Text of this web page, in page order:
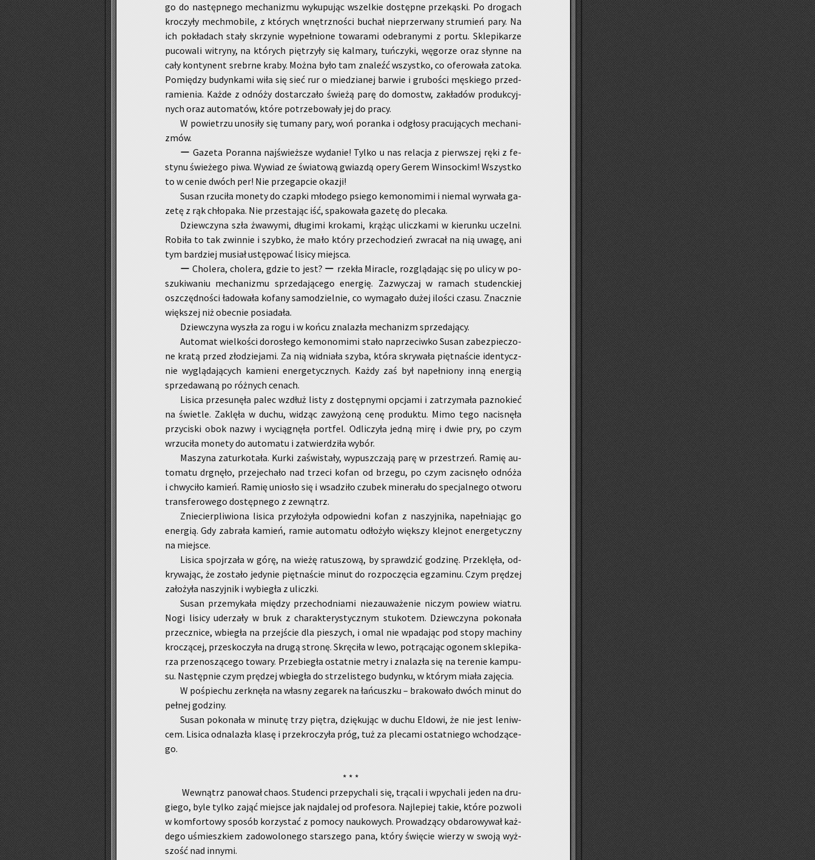
go do na­stęp­ne­go me­cha­ni­zmu wy­ku­pu­jąc wszel­kie do­stęp­ne prze­ką­ski. Po dro­gach
kro­czy­ły mech­mo­bi­le, z któ­rych wnętrz­no­ści bu­chał nie­prze­rwa­ny stru­mień pary. Na
ich po­kła­dach stały skrzy­nie wy­peł­nio­ne to­wa­ra­mi ode­bra­ny­mi z portu. Skle­pi­ka­rze
pu­co­wa­li wi­try­ny, na któ­rych pię­trzy­ły się kal­ma­ry, tuń­czy­ki, wę­go­rze oraz słyn­ne na
cały kon­ty­nent srebr­ne kraby. Można było tam zna­leźć wszyst­ko, co ofe­ro­wa­ła za­to­ka.
Po­mię­dzy bu­dyn­ka­mi wiła się sieć rur o mie­dzia­nej bar­wie i gru­bo­ści mę­skie­go przed­
ra­mie­nia. Każde z od­nó­ży do­star­cza­ło świe­żą parę do do­mostw, za­kła­dów pro­duk­cyj­
nych oraz au­to­ma­tów, które po­trze­bo­wa­ły jej do pracy.
W po­wie­trzu uno­si­ły się tu­ma­ny pary, woń po­ran­ka i od­gło­sy pra­cu­ją­cych me­cha­ni­
zmów.
ー Ga­ze­ta Po­ran­na naj­śwież­sze wy­da­nie! Tylko u nas re­la­cja z pierw­szej ręki z fe­
sty­nu świe­że­go piwa. Wy­wiad ze świa­to­wą gwiaz­dą opery Gerem Win­soc­kim! Wszyst­ko
to w cenie dwóch per! Nie prze­gap­cie oka­zji!
Susan rzu­ci­ła mo­ne­ty do czap­ki mło­de­go psie­go ke­mo­no­mi­mi i nie­mal wy­rwa­ła ga­
ze­tę z rąk chło­pa­ka. Nie prze­sta­jąc iść, spa­ko­wa­ła ga­ze­tę do ple­ca­ka.
Dziew­czy­na szła żwa­wy­mi, dłu­gi­mi kro­ka­mi, krą­żąc ulicz­ka­mi w kie­run­ku uczel­ni.
Ro­bi­ła to tak zwin­nie i szyb­ko, że mało który prze­cho­dzień zwra­cał na nią uwagę, ani
tym bar­dziej mu­siał ustę­po­wać li­si­cy miej­sca.
ー Cho­le­ra, cho­le­ra, gdzie to jest? ー rze­kła Mi­rac­le, roz­glą­da­jąc się po ulicy w po­
szu­ki­wa­niu me­cha­ni­zmu sprze­da­ją­ce­go ener­gię. Za­zwy­czaj w ra­mach stu­denc­kiej
oszczęd­no­ści ła­do­wa­ła ko­fa­ny sa­mo­dziel­nie, co wy­ma­ga­ło dużej ilo­ści czasu. Znacz­nie
więk­szej niż obec­nie po­sia­da­ła.
Dziew­czy­na wy­szła za rogu i w końcu zna­la­zła me­cha­nizm sprze­da­ją­cy.
Au­to­mat wiel­ko­ści do­ro­słe­go ke­mo­no­mi­mi stało na­prze­ciw­ko Susan za­bez­pie­czo­
ne kratą przed zło­dzie­ja­mi. Za nią wid­nia­ła szyba, która skry­wa­ła pięt­na­ście iden­tycz­
nie wy­glą­da­ją­cych ka­mie­ni ener­ge­tycz­nych. Każdy zaś był na­peł­nio­ny inną ener­gią
sprze­da­wa­ną po róż­nych ce­nach.
Li­si­ca prze­su­nę­ła palec wzdłuż listy z do­stęp­ny­mi opcja­mi i za­trzy­ma­ła pa­zno­kieć
na świe­tle. Za­klę­ła w duchu, wi­dząc za­wy­żo­ną cenę pro­duk­tu. Mimo tego na­ci­snę­ła
przy­ci­ski obok nazwy i wy­cią­gnę­ła port­fel. Od­li­czy­ła jedną mirę i dwie pry, po czym
wrzu­ci­ła mo­ne­ty do au­to­ma­tu i za­twier­dzi­ła wybór.
Ma­szy­na za­tur­ko­ta­ła. Kurki za­świ­sta­ły, wy­pusz­cza­ją parę w prze­strzeń. Ramię au­
to­ma­tu drgnę­ło, prze­je­cha­ło nad trze­ci kofan od brze­gu, po czym za­ci­snę­ło od­nó­ża
i chwy­ci­ło ka­mień. Ramię unio­sło się i wsa­dzi­ło czu­bek mi­ne­ra­łu do spe­cjal­ne­go otwo­ru
trans­fe­ro­we­go do­stęp­ne­go z ze­wnątrz.
Znie­cier­pli­wio­na li­si­ca przy­ło­ży­ła od­po­wied­ni kofan z na­szyj­ni­ka, na­peł­nia­jąc go
ener­gią. Gdy za­bra­ła ka­mień, ramie au­to­ma­tu odło­ży­ło więk­szy klej­not ener­ge­tycz­ny
na miej­sce.
Li­si­ca spoj­rza­ła w górę, na wieżę ra­tu­szo­wą, by spraw­dzić go­dzi­nę. Prze­klę­ła, od­
kry­wa­jąc, że zo­sta­ło je­dy­nie pięt­na­ście minut do roz­po­czę­cia eg­za­mi­nu. Czym prę­dzej
za­ło­ży­ła na­szyj­nik i wy­bie­gła z ulicz­ki.
Susan prze­my­ka­ła mię­dzy prze­chod­nia­mi nie­zau­wa­że­nie ni­czym po­wiew wia­tru.
Nogi li­si­cy ude­rza­ły w bruk z cha­rak­te­ry­stycz­nym stu­ko­tem. Dziew­czy­na po­ko­na­ła
prze­czni­ce, wbie­gła na przej­ście dla pie­szych, i omal nie wpa­da­jąc pod stopy ma­chi­ny
kro­czą­cej, prze­sko­czy­ła na drugą stro­nę. Skrę­ci­ła w lewo, po­trą­ca­jąc ogo­nem skle­pi­ka­
rza prze­no­szą­ce­go to­wa­ry. Prze­bie­gła ostat­nie metry i zna­la­zła się na te­re­nie kam­pu­
su. Na­stęp­nie czym prę­dzej wbie­gła do strze­li­ste­go bu­dyn­ku, w któ­rym miała za­ję­cia.
W po­śpie­chu zer­k­nę­ła na wła­sny ze­ga­rek na łań­cusz­ku – bra­ko­wa­ło dwóch minut do
peł­nej go­dzi­ny.
Susan po­ko­na­ła w mi­nu­tę trzy pię­tra, dzię­ku­jąc w duchu El­do­wi, że nie jest le­niw­
cem. Li­si­ca od­na­la­zła klasę i prze­kro­czy­ła próg, tuż za ple­ca­mi ostat­nie­go wcho­dzą­ce­
go.
* * *
We­wnątrz pa­no­wał chaos. Stu­den­ci prze­py­cha­li się, trą­ca­li i wpy­cha­li jeden na dru­
gie­go, byle tylko zająć miej­sce jak naj­da­lej od pro­fe­so­ra. Naj­le­piej takie, które po­zwo­li
w kom­for­to­wy spo­sób ko­rzy­stać z po­mo­cy na­uko­wych. Pro­wa­dzą­cy ob­da­ro­wy­wał każ­
de­go uśmiesz­kiem za­do­wo­lo­ne­go star­sze­go pana, który świę­cie wie­rzy w swoją wyż­
szość nad in­ny­mi.